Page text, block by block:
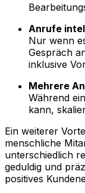
Anrufe
Nur wenn
Gespräch
inklusive
Mehrere
Während
kann,
Ein weiterer
menschliche
unterschiedlich
geduldig und
positives